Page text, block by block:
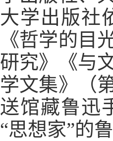
大学出版社
《哲学的目
研究》《与
学文集》（
送馆藏鲁迅
“思想家”的